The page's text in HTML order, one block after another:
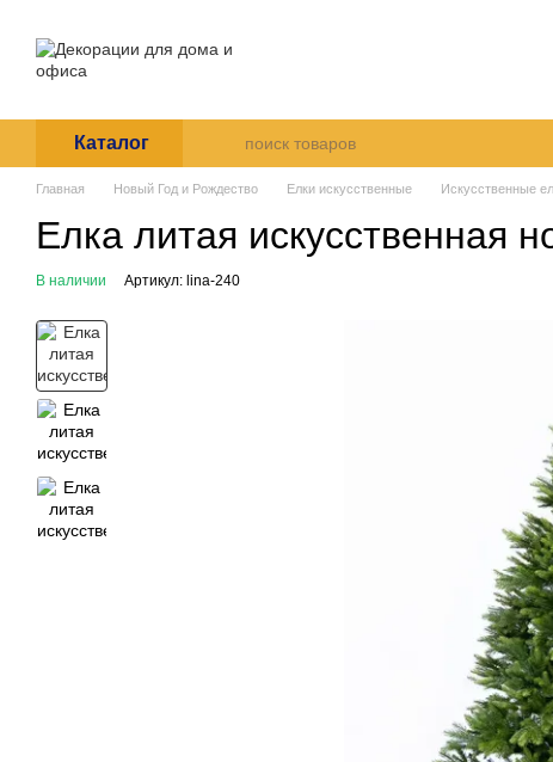
Каталог
Главная Новый Год и Рождество Елки искусственные Искусственные
Елка литая искусственная
В наличии Артикул: lina-240